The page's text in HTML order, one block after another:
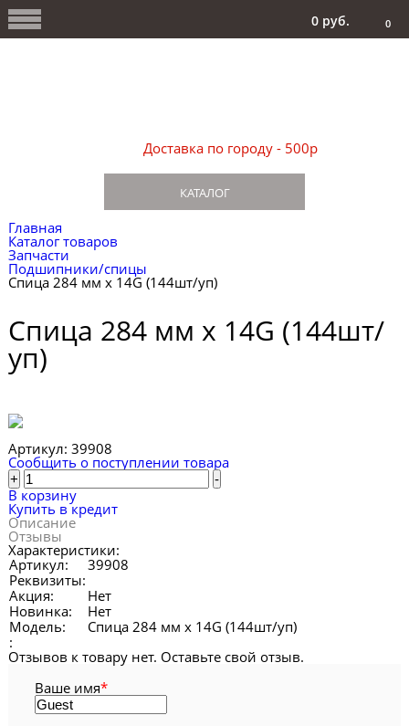
Доставка по городу - 500р
0
0 руб.
КАТАЛОГ
Главная
Каталог товаров
Запчасти
Подшипники/спицы
Спица 284 мм х 14G (144шт/уп)
Спица 284 мм х 14G (144шт/
уп)
Артикул: 39908
Сообщить о поступлении товара
+ -
В корзину
Купить в кредит
Описание
Отзывы
Характеристики:
Артикул:
39908
Реквизиты:
Акция:
Нет
Новинка:
Нет
Модель:
Спица 284 мм х 14G (144шт/уп)
:
Отзывов к товару нет. Оставьте свой отзыв.
Ваше имя*